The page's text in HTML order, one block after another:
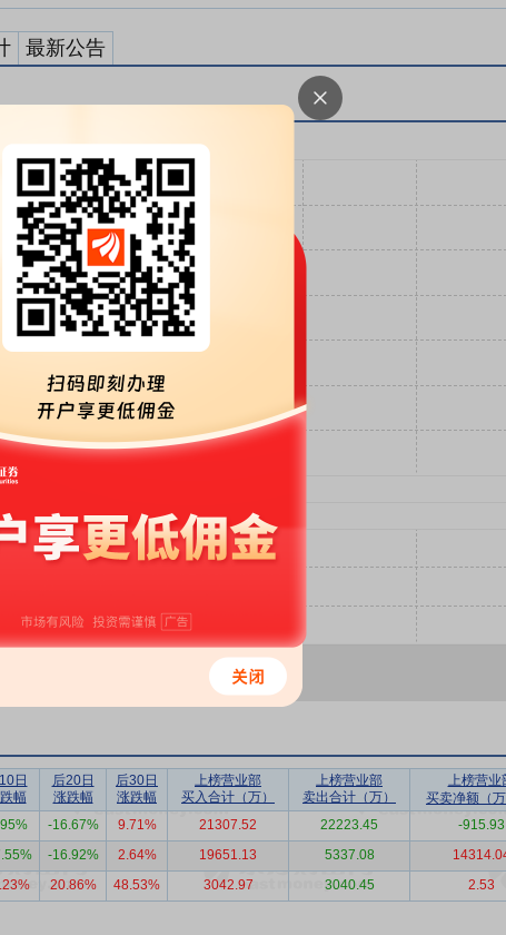
最新公告
日
幅
后20日
涨跌幅
后30日
涨跌幅
上榜营业部
买入合计（万）
上榜营业部
卖出合计（万）
上榜营业
买卖净额（万
-16.67% 9.71% 21307.52 22223.45 -915.93
-16.92% 2.64% 19651.13 5337.08
20.86% 48.53% 3042.97 3040.45 2.53